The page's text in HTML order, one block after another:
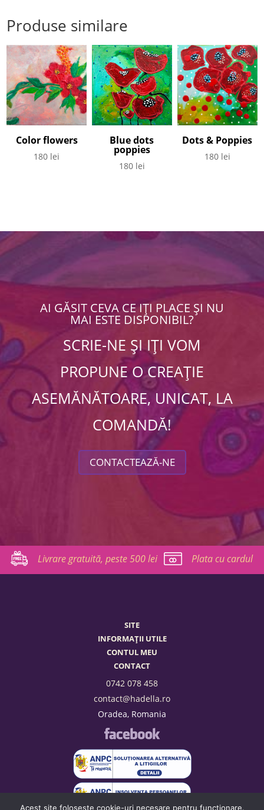
Produse similare
Color flowers
180 lei
Blue dots
poppies
180 lei
Dots & Poppies
180 lei
AI GĂSIT CEVA CE IȚI PLACE ȘI NU
MAI ESTE DISPONIBIL?
SCRIE-NE ȘI IȚI VOM
PROPUNE O CREAȚIE
ASEMĂNĂTOARE, UNICAT, LA
COMANDĂ!
CONTACTEAZĂ-NE
Livrare gratuită, peste 500 lei Plata cu cardul
SITE
INFORMAȚII UTILE
CONTUL MEU
CONTACT
0742 078 458
contact@hadella.ro
Oradea, Romania
Acest site foloseste cookie-uri necesare pentru funcționare.